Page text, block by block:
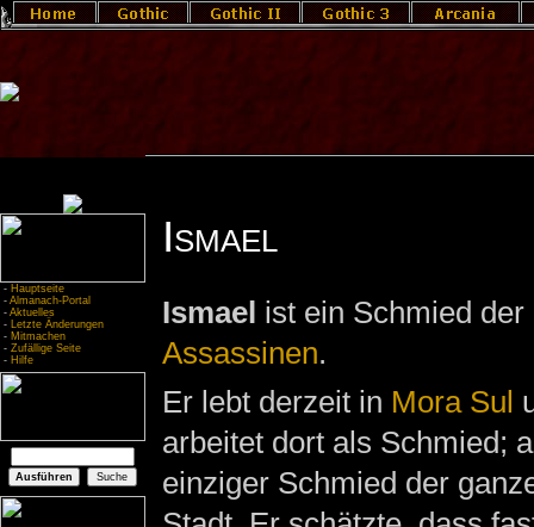
- Hauptseite
- Almanach-Portal
- Aktuelles
- Letzte Änderungen
- Mitmachen
- Zufällige Seite
- Hilfe
Ismael
Ismael ist ein Schmied der
Assassinen.
Er lebt derzeit in Mora Sul
arbeitet dort als Schmied;
einziger Schmied der